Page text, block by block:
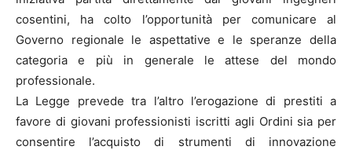
cosentini, ha colto l’opportunità per comunicare al
Governo regionale le aspettative e le speranze della
categoria e più in generale le attese del mondo
professionale.
La Legge prevede tra l’altro l’erogazione di prestiti a
favore di giovani professionisti iscritti agli Ordini sia per
consentire l’acquisto di strumenti di innovazione